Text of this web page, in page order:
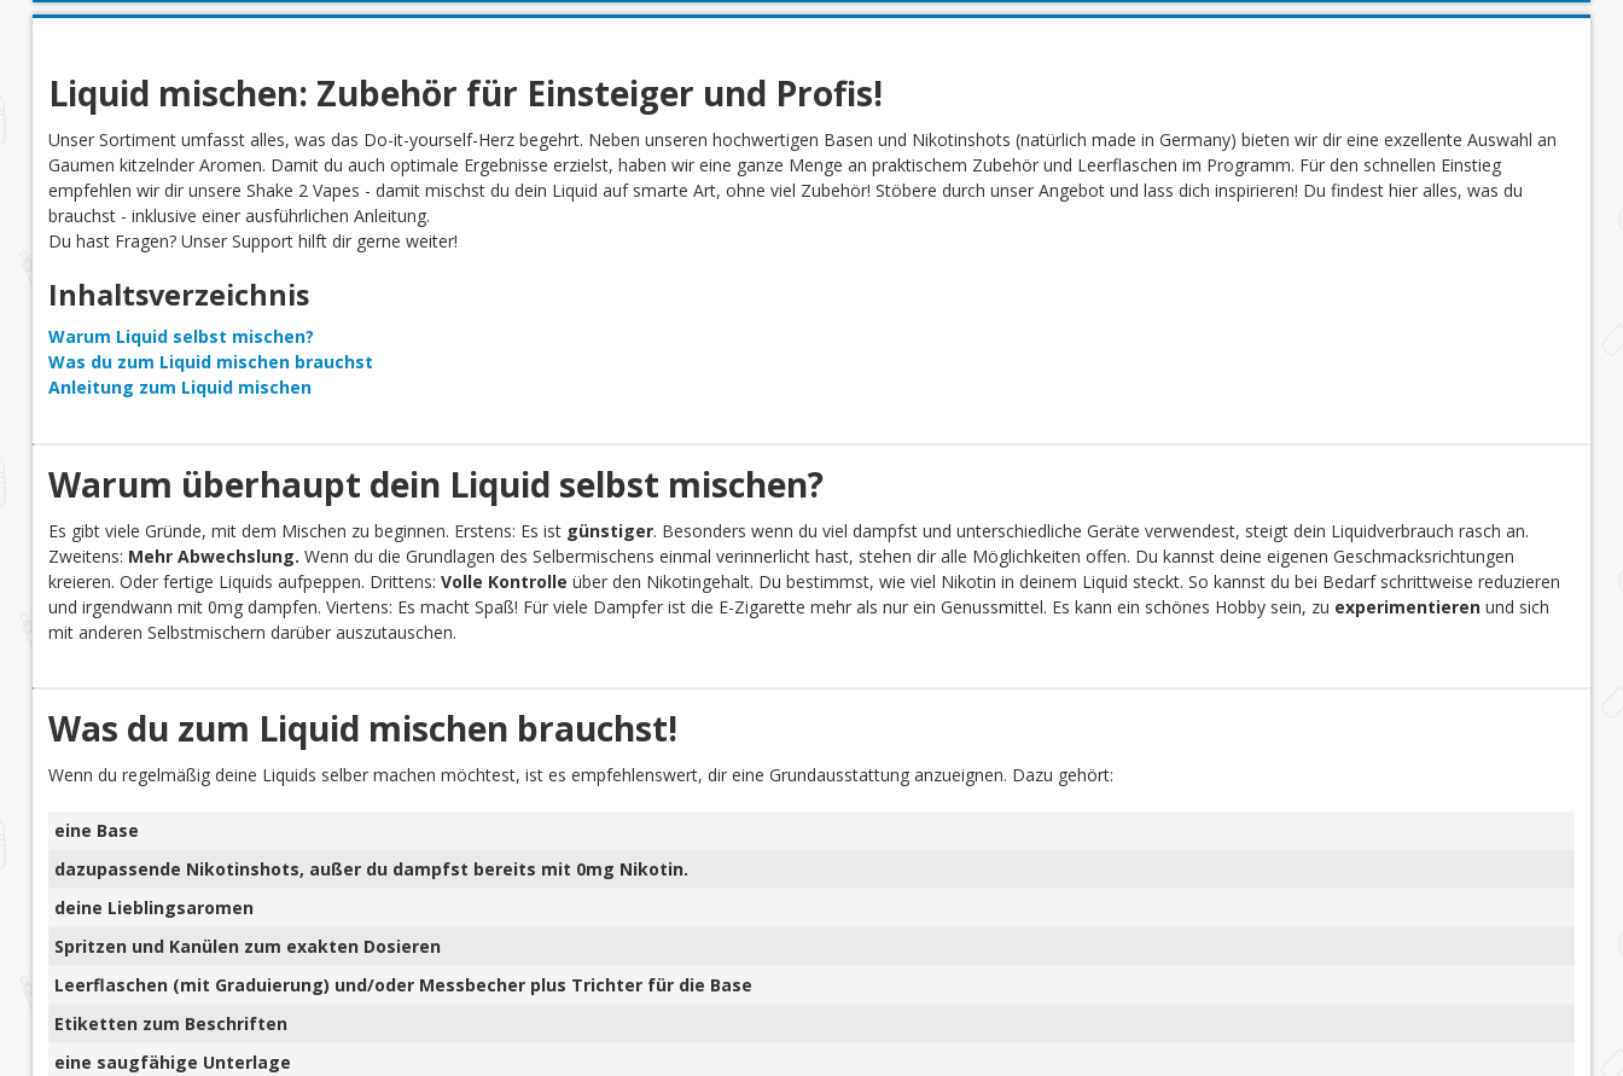
Liquid mischen: Zubehör für Einsteiger und Profis!
Unser Sortiment umfasst alles, was das Do-it-yourself-Herz begehrt. Neben unseren hochwertigen Basen und Nikotinshots (natürlich made in Germany) bieten wir dir eine exzellente Auswahl an
Gaumen kitzelnder Aromen. Damit du auch optimale Ergebnisse erzielst, haben wir eine ganze Menge an praktischem Zubehör und Leerflaschen im Programm. Für den schnellen Einstieg
empfehlen wir dir unsere Shake 2 Vapes - damit mischst du dein Liquid auf smarte Art, ohne viel Zubehör! Stöbere durch unser Angebot und lass dich inspirieren! Du findest hier alles, was du
brauchst - inklusive einer ausführlichen Anleitung.
Du hast Fragen? Unser Support hilft dir gerne weiter!
Inhaltsverzeichnis
Warum Liquid selbst mischen?
Was du zum Liquid mischen brauchst
Anleitung zum Liquid mischen
Warum überhaupt dein Liquid selbst mischen?
Es gibt viele Gründe, mit dem Mischen zu beginnen. Erstens: Es ist günstiger. Besonders wenn du viel dampfst und unterschiedliche Geräte verwendest, steigt dein Liquidverbrauch rasch an.
Zweitens: Mehr Abwechslung. Wenn du die Grundlagen des Selbermischens einmal verinnerlicht hast, stehen dir alle Möglichkeiten offen. Du kannst deine eigenen Geschmacksrichtungen
kreieren. Oder fertige Liquids aufpeppen. Drittens: Volle Kontrolle über den Nikotingehalt. Du bestimmst, wie viel Nikotin in deinem Liquid steckt. So kannst du bei Bedarf schrittweise reduzieren
und irgendwann mit 0mg dampfen. Viertens: Es macht Spaß! Für viele Dampfer ist die E-Zigarette mehr als nur ein Genussmittel. Es kann ein schönes Hobby sein, zu experimentierenund sich
mit anderen Selbstmischern darüber auszutauschen.
Was du zum Liquid mischen brauchst!
Wenn du regelmäßig deine Liquids selber machen möchtest, ist es empfehlenswert, dir eine Grundausstattung anzueignen. Dazu gehört:
eine Base
dazupassende Nikotinshots, außer du dampfst bereits mit 0mg Nikotin.
deine Lieblingsaromen
Spritzen und Kanülen zum exakten Dosieren
Leerflaschen (mit Graduierung) und/oder Messbecher plus Trichter für die Base
Etiketten zum Beschriften
eine saugfähige Unterlage